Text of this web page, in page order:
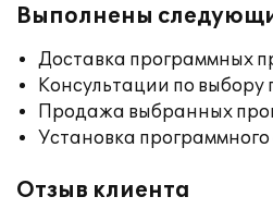
Выполнены
Доставка программных
Консультации по выбору
Продажа выбранных
Установка
Отзыв клиента